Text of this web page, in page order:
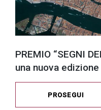
PREMIO “SEGNI
una nuova edizione
PROSEGUI